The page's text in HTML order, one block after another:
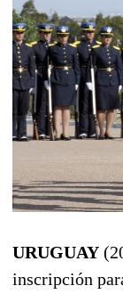
URUGUAY
inscripción